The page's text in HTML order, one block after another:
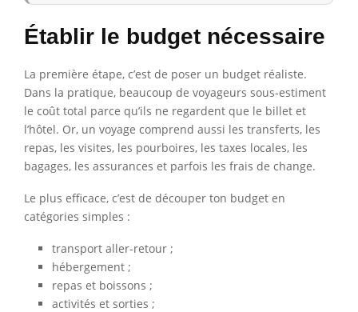
Établir le budget nécessaire
La première étape, c’est de poser un budget réaliste.
Dans la pratique, beaucoup de voyageurs sous-estiment
le coût total parce qu’ils ne regardent que le billet et
l’hôtel. Or, un voyage comprend aussi les transferts, les
repas, les visites, les pourboires, les taxes locales, les
bagages, les assurances et parfois les frais de change.
Le plus efficace, c’est de découper ton budget en
catégories simples :
transport aller-retour ;
hébergement ;
repas et boissons ;
activités et sorties ;